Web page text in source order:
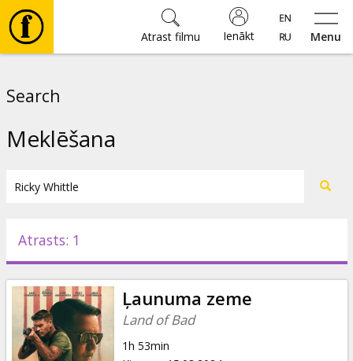
Menu
Ienākt
Atrast filmu
Pasākumi
Ziņas
Dāvanu
Search
Meklēšana
Atrasts: 1
Ļaunuma zeme
Land of Bad
1h 53min